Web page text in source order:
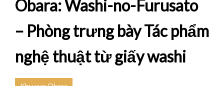
Obara: Washi-no-Furusato
– Phòng trưng bày Tác phẩm
nghệ thuật từ giấy washi